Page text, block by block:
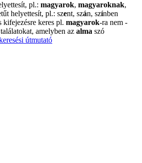
pl.: magyarok, magyaroknak,
helyettesít, pl.: szent, szán, színben
kifejezésre keres pl. magyarok-ra nem -
amelyben az alma szó
útmutató